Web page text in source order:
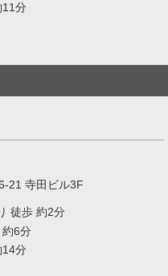
11分
21 寺田ビル3F
徒歩 約2分
約6分
14分